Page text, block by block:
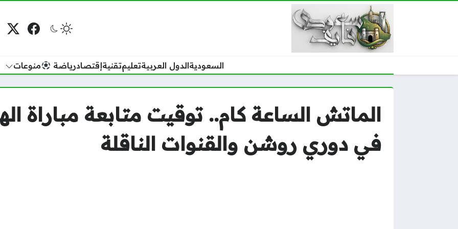
فيسبوك
السعوديةالدول العربيةتعليمتقنيةإقتصادرياضة منوعات
الماتش الساعة كام.. توقيت متابعة مباراة
في دوري روشن والقنوات الناقلة